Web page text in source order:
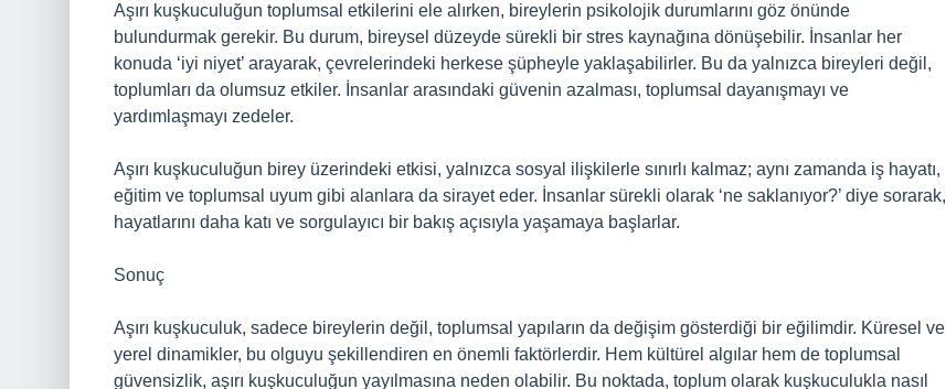
Aşırı kuşkuculuğun toplumsal etkilerini ele alırken, bireylerin psikolojik durumlarını göz önünde
bulundurmak gerekir. Bu durum, bireysel düzeyde sürekli bir stres kaynağına dönüşebilir. İnsanlar her
konuda ‘iyi niyet’ arayarak, çevrelerindeki herkese şüpheyle yaklaşabilirler. Bu da yalnızca bireyleri değil,
toplumları da olumsuz etkiler. İnsanlar arasındaki güvenin azalması, toplumsal dayanışmayı ve
yardımlaşmayı zedeler.
Aşırı kuşkuculuğun birey üzerindeki etkisi, yalnızca sosyal ilişkilerle sınırlı kalmaz; aynı zamanda iş hayatı,
eğitim ve toplumsal uyum gibi alanlara da sirayet eder. İnsanlar sürekli olarak ‘ne saklanıyor?’ diye sorarak,
hayatlarını daha katı ve sorgulayıcı bir bakış açısıyla yaşamaya başlarlar.
Sonuç
Aşırı kuşkuculuk, sadece bireylerin değil, toplumsal yapıların da değişim gösterdiği bir eğilimdir. Küresel ve
yerel dinamikler, bu olguyu şekillendiren en önemli faktörlerdir. Hem kültürel algılar hem de toplumsal
güvensizlik, aşırı kuşkuculuğun yayılmasına neden olabilir. Bu noktada, toplum olarak kuşkuculukla nasıl